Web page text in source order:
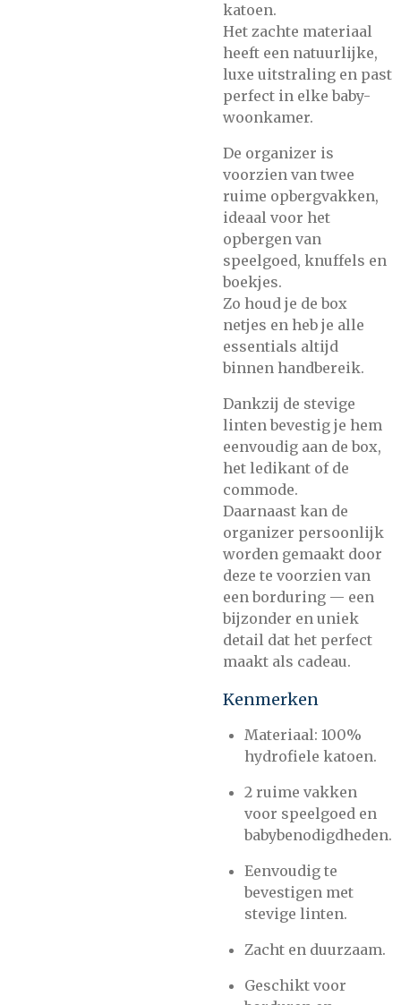
katoen.
Het zachte materiaal
heeft een natuurlijke,
luxe uitstraling en past
perfect in elke baby-
woonkamer.
De organizer is
voorzien van twee
ruime opbergvakken,
ideaal voor het
opbergen van
speelgoed, knuffels en
boekjes.
Zo houd je de box
netjes en heb je alle
essentials altijd
binnen handbereik.
Dankzij de stevige
linten bevestig je hem
eenvoudig aan de box,
het ledikant of de
commode.
Daarnaast kan de
organizer persoonlijk
worden gemaakt door
deze te voorzien van
een borduring — een
bijzonder en uniek
detail dat het perfect
maakt als cadeau.
Kenmerken
Materiaal: 100%
hydrofiele katoen.
2 ruime vakken
voor speelgoed en
babybenodigdheden.
Eenvoudig te
bevestigen met
stevige linten.
Zacht en duurzaam.
Geschikt voor